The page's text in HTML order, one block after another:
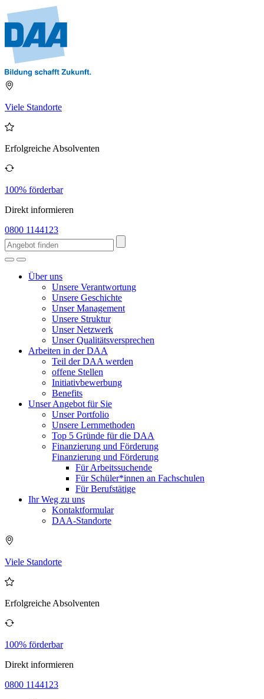
Viele Standorte
Erfolgreiche Absolventen
100% förderbar
Direkt informieren
0800 1144123
Über uns
Unsere Verantwortung
Unsere Geschichte
Unser Management
Unsere Struktur
Unser Netzwerk
Unser Qualitätsversprechen
Arbeiten in der DAA
Teil der DAA werden
offene Stellen
Initiativbewerbung
Benefits
Unser Angebot für Sie
Unser Portfolio
Unsere Lernmethoden
Top 5 Gründe für die DAA
Finanzierung und Förderung
Finanzierung und Förderung
Für Arbeitssuchende
Für Schüler*innen an Fachschulen
Für Berufstätige
Ihr Weg zu uns
Kontaktformular
DAA-Standorte
Viele Standorte
Erfolgreiche Absolventen
100% förderbar
Direkt informieren
0800 1144123